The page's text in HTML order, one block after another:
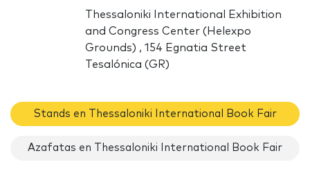
Thessaloniki International Exhibition
and Congress Center (Helexpo
Grounds) , 154 Egnatia Street
Tesalónica (GR)
Stands en Thessaloniki International Book Fair
Azafatas en Thessaloniki International Book Fair